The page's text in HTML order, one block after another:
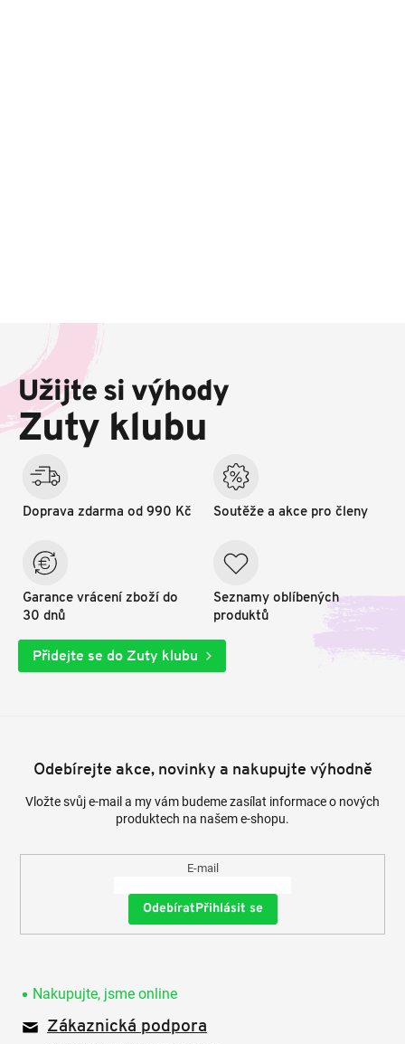
a
í
Užijte si výhody
Zuty klubu
Doprava zdarma od 990 Kč
Garance vrácení zboží do
30 dnů
Soutěže a akce pro členy
Seznamy oblíbených
produktů
Přidejte se do Zuty klubu
Odebírejte akce, novinky a nakupujte výhodně
Vložte svůj e-mail a my vám budeme zasílat informace o nových
produktech na našem e-shopu.
E-mail
Přihlásit se
Nakupujte, jsme online
Zákaznická podpora